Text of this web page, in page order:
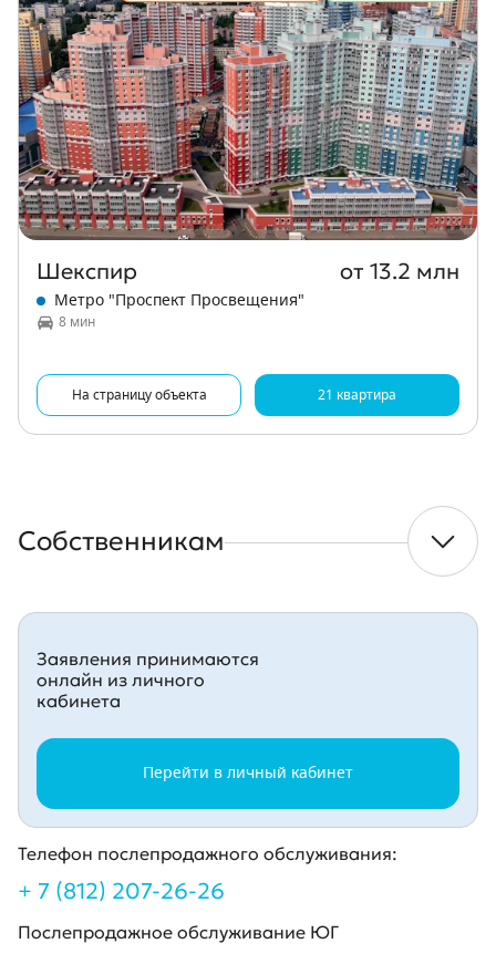
Шекспир от 13.2 млн
Метро "Проспект Просвещения"
8 мин
На страницу объекта 21 квартира
Собственникам
Заявления принимаются
онлайн из личного
кабинета
Перейти в личный кабинет
Телефон послепродажного обслуживания:
+ 7 (812) 207-26-26
Послепродажное обслуживание ЮГ